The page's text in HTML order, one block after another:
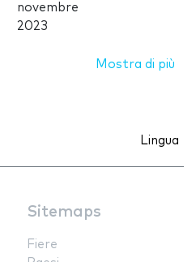
novembre
2023
Mostra di più
Lingua
Sitemaps
Fiere